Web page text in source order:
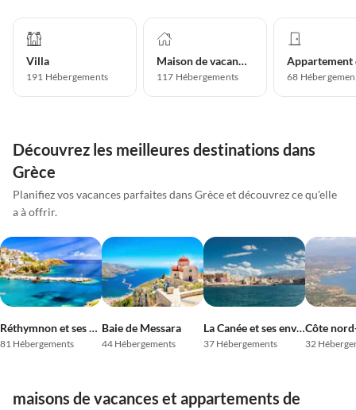
Villa
191 Hébergements
Maison de vacances
117 Hébergements 68
Découvrez les meilleures destinations dans
Grèce
Planifiez vos vacances parfaites dans Grèce et découvrez ce qu'elle
a à offrir.
Réthymnon et ses environs
81 Hébergements
Baie de Messara
44 Hébergements
La Canée et ses environs
37 Hébergements 32
maisons de vacances et appartements de